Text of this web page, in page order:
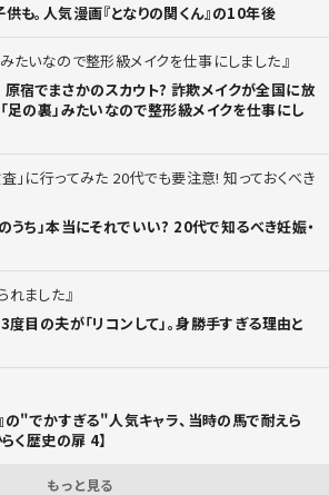
も。人気漫画『となりの関くん』の10年後
たいなので整形級メイクを仕事にしました
原宿でまさかのスカウト? 詐欺メイクが全国に放
足の裏」みたいなので整形級メイクを仕事にし
」に行ってみた 20代でも要注意! 知っておくべき
うち」本当にそれでいい? 20代で知るべき妊娠・
れました
目の夫が「リコンして」。身勝手すぎる理由と
の"でかすぎる"人気キャラ、当時の馬で耐えら
く歴史の扉 4】
もっと見る